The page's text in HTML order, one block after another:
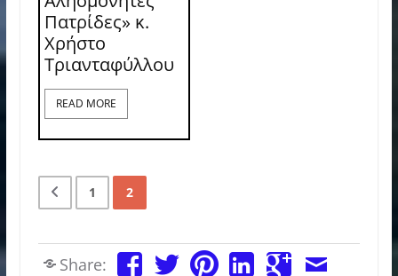
Πατρίδες» κ.
Χρήστο
Τριανταφύλλου
READ MORE
1 2
Share: